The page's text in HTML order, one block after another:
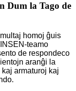
Dum la Tago de
homoj ĝuis
teamo
de respondeco
aranĝi la
armaturoj kaj